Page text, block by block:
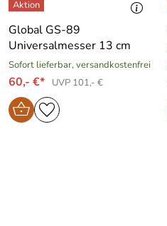
Global GS-89
Universalmesser 13 cm
Sofort lieferbar, versandkostenfrei
60,- €* UVP 101,- €